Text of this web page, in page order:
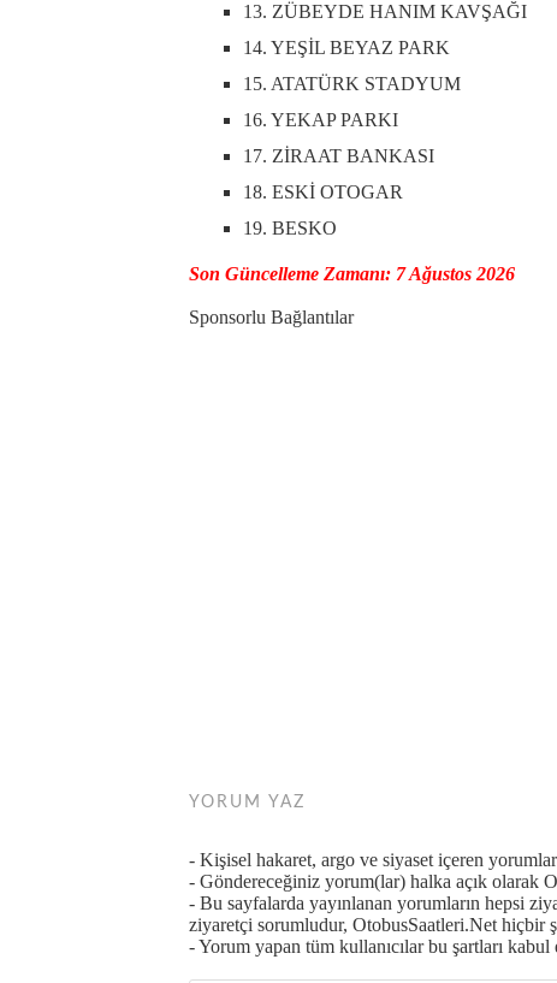
13. ZÜBEYDE HANIM KAVŞAĞI
14. YEŞİL BEYAZ PARK
15. ATATÜRK STADYUM
16. YEKAP PARKI
17. ZİRAAT BANKASI
18. ESKİ OTOGAR
19. BESKO
Son Güncelleme Zamanı: 7 Ağustos 2026
Sponsorlu Bağlantılar
YORUM YAZ
- Kişisel hakaret, argo ve siyaset içeren
- Göndereceğiniz yorum(lar) halka açık olarak
- Bu sayfalarda yayınlanan yorumların hepsi
ziyaretçi sorumludur, OtobusSaatleri.Net hiçbir
- Yorum yapan tüm kullanıcılar bu şartları kabul